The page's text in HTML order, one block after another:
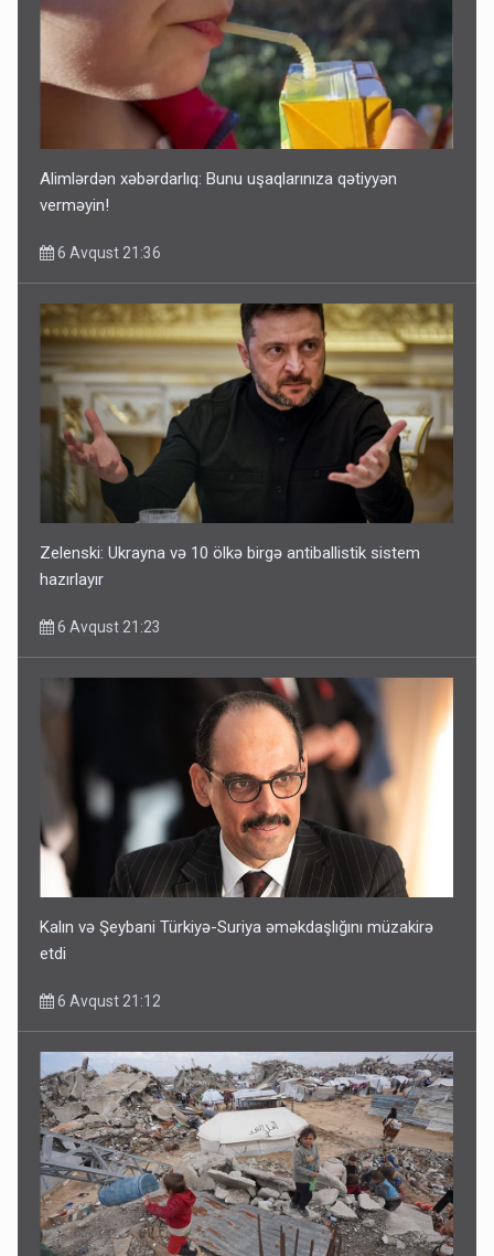
Alimlərdən xəbərdarlıq: Bunu uşaqlarınıza qətiyyən
verməyin!
6 Avqust 21:36
Zelenski: Ukrayna və 10 ölkə birgə antiballistik sistem
hazırlayır
6 Avqust 21:23
Kalın və Şeybani Türkiyə-Suriya əməkdaşlığını müzakirə
etdi
6 Avqust 21:12